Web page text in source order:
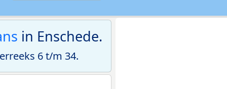
in Enschede.
6 t/m 34.